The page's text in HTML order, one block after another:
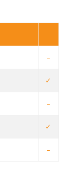
–
✓
–
✓
–